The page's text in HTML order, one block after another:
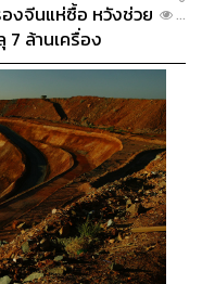
งจีนแห่ซื้อ หวังช่วย
ล้านเครื่อง
...